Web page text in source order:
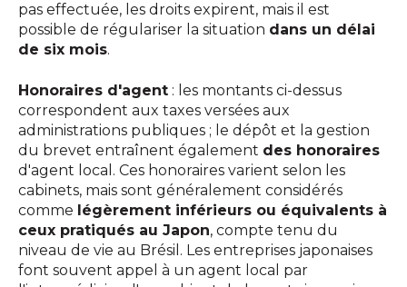
pas effectuée, les droits expirent, mais il est
possible de régulariser la situation dans un délai
de six mois.
Honoraires d'agent : les montants ci-dessus
correspondent aux taxes versées aux
administrations publiques ; le dépôt et la gestion
du brevet entraînent également des honoraires
d'agent local. Ces honoraires varient selon les
cabinets, mais sont généralement considérés
comme légèrement inférieurs ou équivalents à
ceux pratiqués au Japon, compte tenu du
niveau de vie au Brésil. Les entreprises japonaises
font souvent appel à un agent local par